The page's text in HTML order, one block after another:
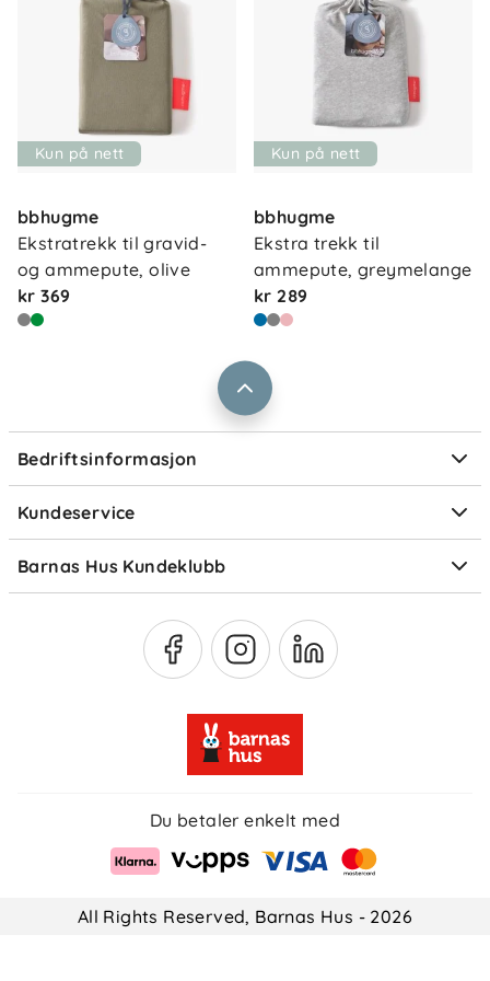
Kun på nett
bbhugme
Ekstratrekk til gravid-
og ammepute, olive
kr 369
Kun på nett
bbhugme
Ekstra trekk til
ammepute, greymelange
kr 289
Bedriftsinformasjon
Våre butikker
Vårt samfunnsansvar
Jobbe i Barnas Hus
Størrelsesguider
Kundeservice
Frakt og levering
Retur og reklamasjon
Salgsbetingelser
Ofte stilte spørsmål
Om Klarna
Barnas Hus Kundeklubb
Medlemsvilkår
Du betaler enkelt med
All Rights Reserved, Barnas Hus - 2026